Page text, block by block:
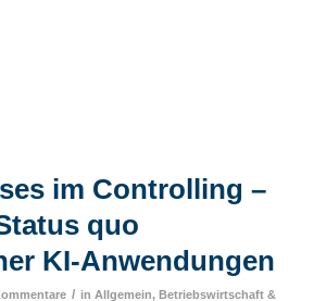
im Controlling –
quo
KI-Anwendungen
/ in Allgemein, Betriebswirtschaft &